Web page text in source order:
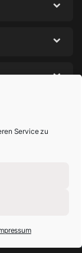
Service zu